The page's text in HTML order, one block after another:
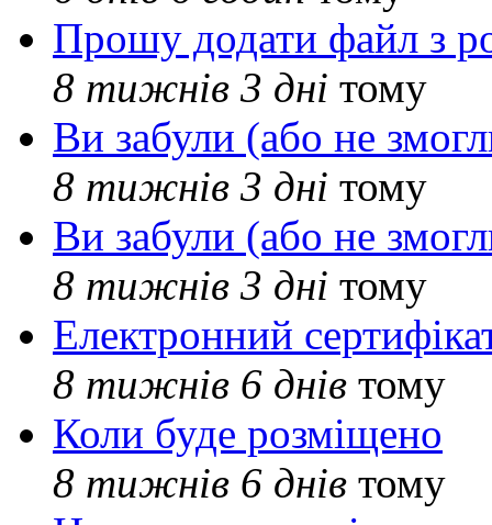
Прошу додати файл з
8 тижнів 3 дні тому
Ви забули (або не
8 тижнів 3 дні тому
Ви забули (або не
8 тижнів 3 дні тому
Електронний
8 тижнів 6 днів тому
Коли буде розміщено
8 тижнів 6 днів тому